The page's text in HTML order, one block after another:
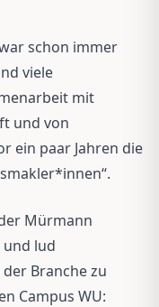
schon immer
viele
mit
und von
ein paar Jahren die
Mürmann
und lud
Branche zu
Campus WU: